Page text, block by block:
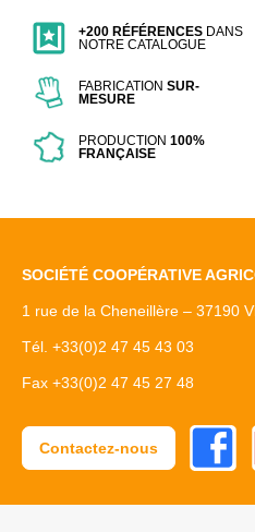
+200 RÉFÉRENCES DANS
NOTRE CATALOGUE
FABRICATIONSUR-
MESURE
PRODUCTION100%
FRANÇAISE
SOCIÉTÉ COOPÉRATIVE
1 rue de la Cheneillère – 37190
Tél. +33(0)2 47 45 43 03
Fax +33(0)2 47 45 27 48
Contactez-nous
Facebook